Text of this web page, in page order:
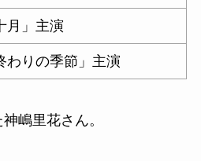
月」主演
わりの季節」主演
嶋里花さん。